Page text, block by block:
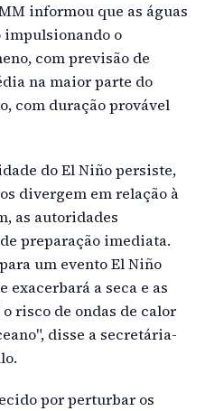
informou que as águas
impulsionando o
com previsão de
na maior parte do
com duração provável
do El Niño persiste,
divergem em relação à
as autoridades
preparação imediata.
um evento El Niño
a seca e as
risco de ondas de calor
disse a secretária-
por perturbar os